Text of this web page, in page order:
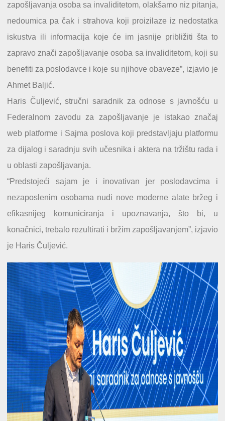
zapošljavanja osoba sa invaliditetom, olakšamo niz pitanja,
nedoumica pa čak i strahova koji proizilaze iz nedostatka
iskustva ili informacija koje će im jasnije približiti šta to
zapravo znači zapošljavanje osoba sa invaliditetom, koji su
benefiti za poslodavce i koje su njihove obaveze”, izjavio je
Ahmet Baljić.
Haris Čuljević, stručni saradnik za odnose s javnošću u
Federalnom zavodu za zapošljavanje je istakao značaj
web platforme i Sajma poslova koji predstavljaju platformu
za dijalog i saradnju svih učesnika i aktera na tržištu rada i
u oblasti zapošljavanja.
“Predstojeći sajam je i inovativan jer poslodavcima i
nezaposlenim osobama nudi nove moderne alate bržeg i
efikasnijeg komuniciranja i upoznavanja, što bi, u
konačnici, trebalo rezultirati i bržim zapošljavanjem”, izjavio
je Haris Čuljević.